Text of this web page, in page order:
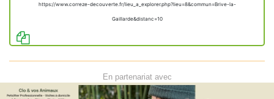
https://www.correze-decouverte.fr/lieu_a_explorer.php?lieu=8&commun=Brive-la-
Gaillarde&distanc=10
En partenariat avec